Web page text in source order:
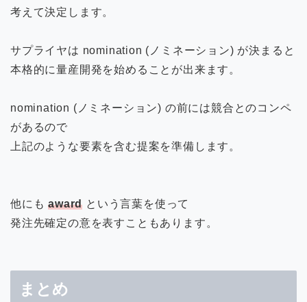
考えて決定します。
サプライヤは nomination (ノミネーション) が決まると
本格的に量産開発を始めることが出来ます。
nomination (ノミネーション) の前には競合とのコンペ
があるので
上記のような要素を含む提案を準備します。
他にもaward という言葉を使って
発注先確定の意を表すこともあります。
まとめ